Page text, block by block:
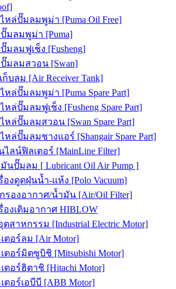
หล่ปั๊มลมพูม่า [Puma Oil Free]
มลมพูม่า [Puma]
มลมฟูเช็ง [Fusheng]
มลมสวอน [Swan]
ก็บลม [Air Receiver Tank]
หล่ปั๊มลมพูม่า [Puma Spare Part]
หล่ปั๊มลมฟูเช็ง [Fusheng Spare Part]
หล่ปั๊มลมสวอน [Swan Spare Part]
หล่ปั๊มลมชางแอร์ [Shangair Spare Part]
ไลน์ฟิลเตอร์ [MainLine Filter]
นปั๊มลม [ Lubricant Oil Air Pump ]
องดูดฝุ่นน้ำ-แห้ง [Polo Vacuum]
รองอากาศ/น้ำมัน [Air/Oil Filter]
องเติมอากาศ HIBLOW
สาหกรรม [Industrial Electric Motor]
ตอร์ลม [Air Motor]
ตอร์มิตซูบิชิ [Mitsubishi Motor]
ตอร์ฮิตาชิ [Hitachi Motor]
ตอร์เอบีบี [ABB Motor]